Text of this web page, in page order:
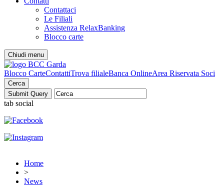
Contattaci
Le Filiali
Assistenza RelaxBanking
Blocco carte
Chiudi menu
Blocco CarteContattiTrova filialeBanca OnlineArea Riservata Soci
Cerca
tab social
Home
>
News